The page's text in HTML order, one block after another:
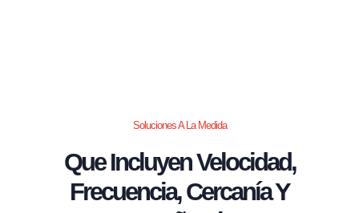
Soluciones A La Medida
Que Incluyen Velocidad,
Frecuencia, Cercanía Y